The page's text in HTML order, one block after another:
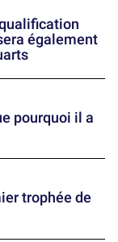
également
pourquoi il a
trophée de